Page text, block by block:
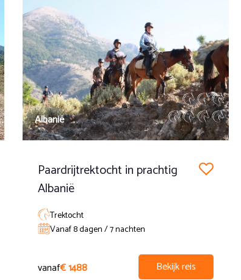
een picknick keren we terug naar de ranch, waar
kan het programma worden aangepast.
Albanië
Paardrijtrektocht in prachtig
Albanië
Trektocht
Vanaf 8 dagen / 7 nachten
vanaf€ 1488 Bekijk reis